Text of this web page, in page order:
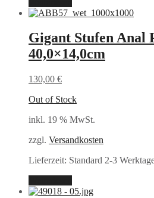
Gigant Stufen Anal
40,0×14,0cm
130,00 €
Out of Stock
inkl. 19 % MwSt.
zzgl. Versandkosten
Lieferzeit: Standard 2-3